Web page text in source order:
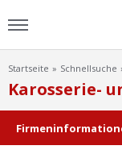
Home
Startseite Schnellsuche
Karosserie-